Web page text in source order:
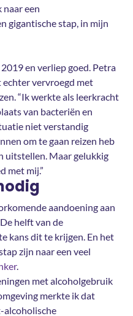
naar een
gigantische stap, in mijn
en verliep goed. Petra
echter vervroegd met
“Ik werkte als leerkracht
van bacteriën en
niet verstandig
om te gaan reizen heb
uitstellen. Maar gelukkig
met mij.”
aandoening aan
helft van de
kans dit te krijgen. En het
zijn naar een veel
.
met alcoholgebruik
merkte ik dat
alcoholische